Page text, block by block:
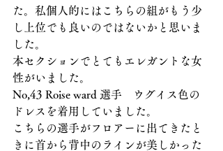
た。私個人的にはこちらの組がもう少
し上位でも良いのではないかと思いま
した。
本セクションでとてもエレガントな女
性がいました。
No,43 Roise ward 選手　ウグイス色の
ドレスを着用していました。
こちらの選手がフロアーに出てきたと
きに首から背中のラインが美しかった